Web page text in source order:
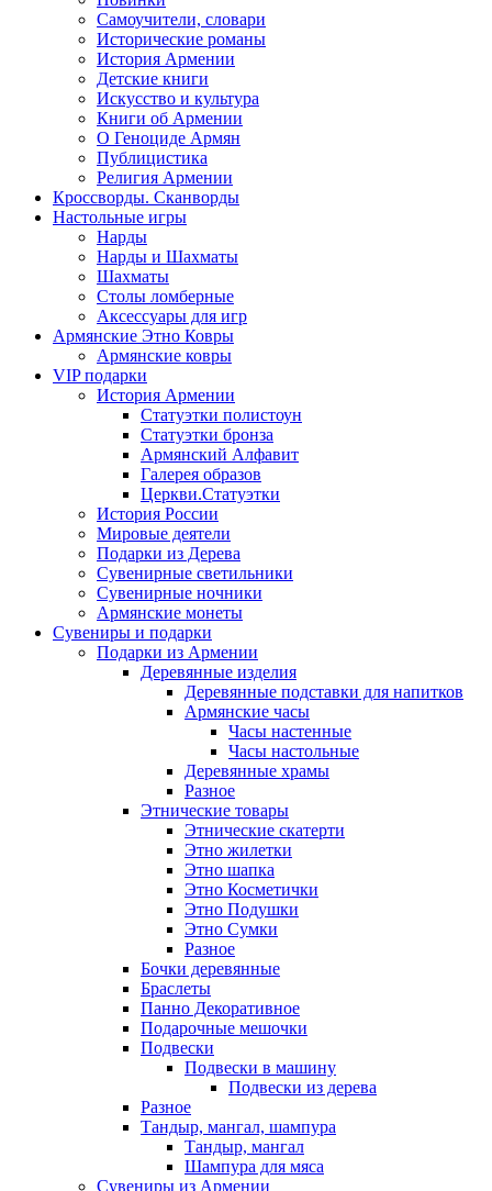
Самоучители, словари
Исторические романы
История Армении
Детские книги
Иcкусство и культура
Книги об Армении
О Геноциде Армян
Публицистика
Религия Армении
Кроссворды. Сканворды
Настольные игры
Нарды
Нарды и Шахматы
Шахматы
Столы ломберные
Аксессуары для игр
Армянские Этно Ковры
Армянские ковры
VIP подарки
История Армении
Статуэтки полистоун
Статуэтки бронза
Армянский Алфавит
Галерея образов
Церкви.Статуэтки
История России
Мировые деятели
Подарки из Дерева
Сувенирные светильники
Сувенирные ночники
Армянские монеты
Сувениры и подарки
Подарки из Армении
Деревянные изделия
Деревянные подставки для напитков
Армянские часы
Часы настенные
Часы настольные
Деревянные храмы
Разное
Этнические товары
Этнические скатерти
Этно жилетки
Этно шапка
Этно Косметички
Этно Подушки
Этно Сумки
Разное
Бочки деревянные
Браслеты
Панно Декоративное
Подарочные мешочки
Подвески
Подвески в машину
Подвески из дерева
Разное
Тандыр, мангал, шампура
Тандыр, мангал
Шампура для мяса
Сувениры из Армении